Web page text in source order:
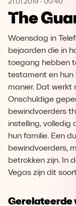
21.01.2019 - 00:40
The
Woensdag in
bejaarden die in
toegang hebben
testament en hun
manier. Dat werkt
Onschuldige
bewindvoerders
instelling, volledig
hun familie. Een
bewindvoerders,
betrokken zijn. In
Vegas zijn dit
Gerelateerde